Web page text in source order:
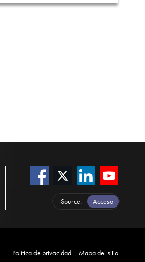
iSource Acceso
Política de privacidad Mapa del sitio